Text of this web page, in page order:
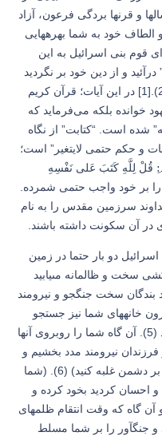
و قرنها بردگى فرعون، آزاد
خود به شما بهره‏هايى
به احدى از اهل زمان نداد (20). اى قوم بنى اسرائيل به اين
و از دين خود بر نگرديد
كه اگر بر گرديد به خسران افتاده‏ايد (21).[1] در اين آيات؛ قرآن كريم
خوانده بلكه می‌فرمايد كه
شده است. “كتابت” از نگاه
و حكم حتمی لايتغير” است؛
می‌فرمايد:ِ قُلْ لِلَّهِ كَتَبَ عَلى‏ نَفْسِهِ
را بر خود واجب حتمی شمرده.
سرزمين مقدس را به نام
در آن سكونت داشته باشند.
دو بار حتما در زمين
سخت و ظالمانه مى‏يابيد
بندگان سخت جنگجو و نيرومند
خانه‏هاى شما نيز جستجو
كنند و اين وعده انتقام، حتمى خواهد بود (5). آن گاه شما را روبروى آنها
فرزندان نيرومند مدد بخشيم و
عده جنگجويان شما را بسيار گردانيم (تا بر دشمن غلبه كنيد) (6). (شما
احسان كرديد بخود كرده و
آن گاه كه وقت انتقام ظلم‏هاى
و جنگ‏آور را بر شما مسلط